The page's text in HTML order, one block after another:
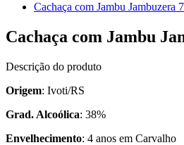
Cachaça com Jambu Jambuzera
Cachaça com Jambu
Descrição do produto
Origem: Ivoti/RS
Grad. Alcoólica: 38%
Envelhecimento: 4 anos em Carvalho